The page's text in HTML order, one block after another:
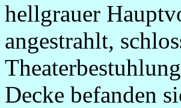
hellgrauer
angestrahlt,
Decke befanden